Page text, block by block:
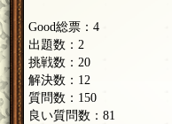
Good総票：4
出題数：2
挑戦数：20
解決数：12
質問数：150
良い質問数：81